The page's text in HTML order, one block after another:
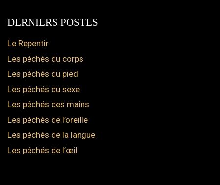
DERNIERS POSTES
Le Repentir
Les péchés du corps
Les péchés du pied
Les péchés du sexe
Les péchés des mains
Les péchés de l’oreille
Les péchés de la langue
Les péchés de l’œil